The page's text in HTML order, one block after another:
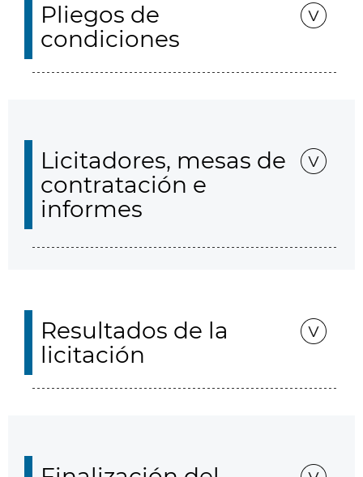
Pliegos de
condiciones
Licitadores, mesas de
contratación e
informes
Resultados de la
licitación